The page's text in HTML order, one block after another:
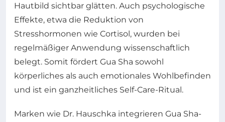
Hautbild sichtbar glätten. Auch psychologische
Effekte, etwa die Reduktion von
Stresshormonen wie Cortisol, wurden bei
regelmäßiger Anwendung wissenschaftlich
belegt. Somit fördert Gua Sha sowohl
körperliches als auch emotionales Wohlbefinden
und ist ein ganzheitliches Self-Care-Ritual.
Marken wie Dr. Hauschka integrieren Gua Sha-